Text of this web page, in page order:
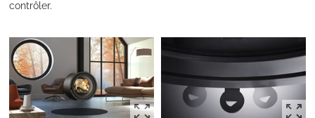
contrôler.